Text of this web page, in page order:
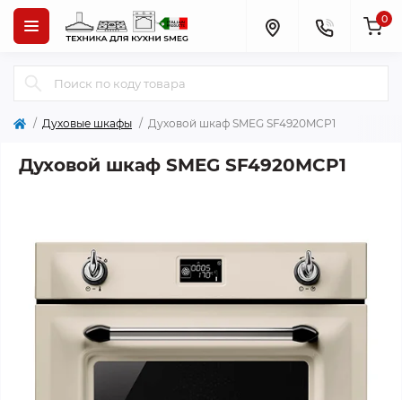
0
Духовые шкафы Духовой шкаф SMEG SF4920MCP1
Духовой шкаф SMEG SF4920MCP1